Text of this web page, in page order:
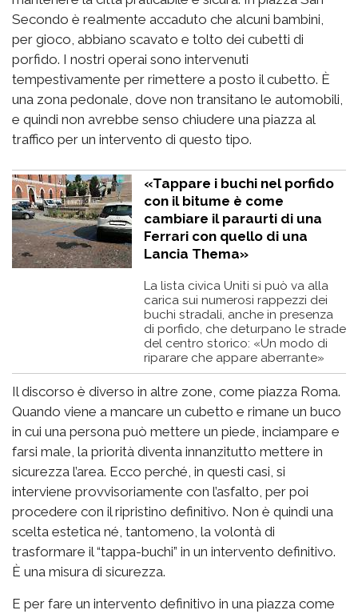
Secondo è realmente accaduto che alcuni bambini,
per gioco, abbiano scavato e tolto dei cubetti di
porfido. I nostri operai sono intervenuti
tempestivamente per rimettere a posto il cubetto. È
una zona pedonale, dove non transitano le automobili,
e quindi non avrebbe senso chiudere una piazza al
traffico per un intervento di questo tipo.
«Tappare i buchi nel porfido
con il bitume è come
cambiare il paraurti di una
Ferrari con quello di una
Lancia Thema»
La lista civica Uniti si può va alla
carica sui numerosi rappezzi dei
buchi stradali, anche in presenza
di porfido, che deturpano le strade
del centro storico: «Un modo di
riparare che appare aberrante»
Il discorso è diverso in altre zone, come piazza Roma.
Quando viene a mancare un cubetto e rimane un buco
in cui una persona può mettere un piede, inciampare e
farsi male, la priorità diventa innanzitutto mettere in
sicurezza l’area. Ecco perché, in questi casi, si
interviene provvisoriamente con l’asfalto, per poi
procedere con il ripristino definitivo. Non è quindi una
scelta estetica né, tantomeno, la volontà di
trasformare il “tappa-buchi” in un intervento definitivo.
È una misura di sicurezza.
E per fare un intervento definitivo in una piazza come